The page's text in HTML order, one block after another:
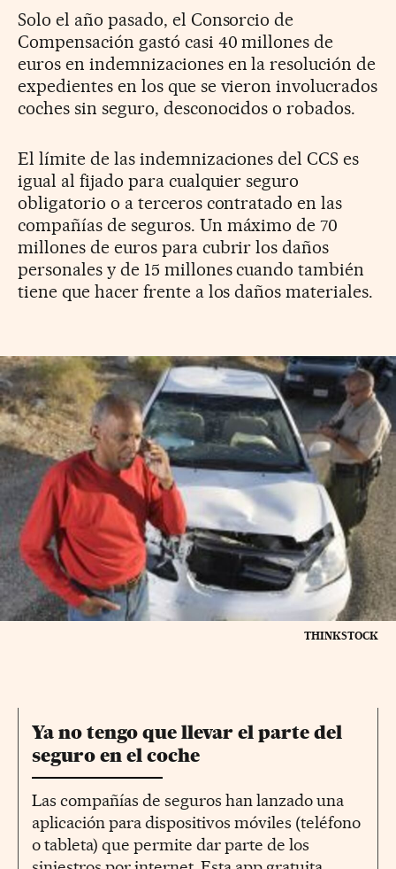
Solo el año pasado, el Consorcio de
Compensación gastó casi 40 millones de
euros en indemnizaciones en la resolución de
expedientes en los que se vieron involucrados
coches sin seguro, desconocidos o robados.
El límite de las indemnizaciones del CCS es
igual al fijado para cualquier seguro
obligatorio o a terceros contratado en las
compañías de seguros. Un máximo de 70
millones de euros para cubrir los daños
personales y de 15 millones cuando también
tiene que hacer frente a los daños materiales.
THINKSTOCK
Ya no tengo que llevar el parte del
seguro en el coche
Las compañías de seguros han lanzado una
aplicación para dispositivos móviles (teléfono
o tableta) que permite dar parte de los